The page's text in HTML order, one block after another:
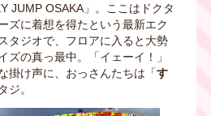
JUMP OSAKA」。ここはドクタ
ズに着想を得たという最新エク
タジオで、フロアに入ると大勢
ズの真っ最中。「イェーイ！」
掛け声に、おっさんたちは「す
ジ。